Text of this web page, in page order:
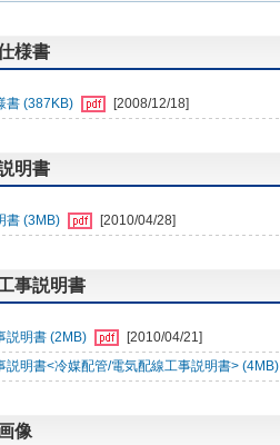
様書
書 (387KB) [2008/12/18]
明書
書 (3MB) [2010/04/28]
事説明書
説明書 (2MB)
[2010/04/21]
説明書<冷媒配管/電気配線工事説明書> (4MB)
像